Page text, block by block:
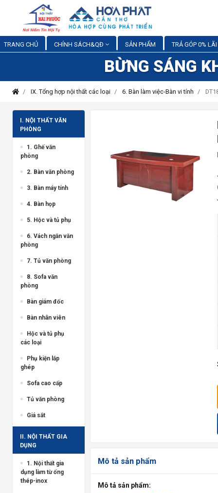
TRANG CHỦ CHÍNH SÁCH&QĐ SẢN PHẨM TRẢ GÓP 0% LÃI
BỪNG SÁNG
IX. Tổng hợp nội thất các loại 6. Bàn làm việc-Bàn vi tính
I. NỘI THẤT VĂN
PHÒNG
1. Ghế văn
phòng
2. Bàn văn phòng
3. Bàn máy tính
4. Bàn họp
5. Hộc và tủ phụ
6. Vách ngăn văn
phòng
7. Tủ văn phòng
8. Sofa văn
phòng
Bàn giám đốc
Bàn nhân viên
Hộc và tủ phụ
các loại
Phụ kiện lắp
ghép
Sofa cao cấp
Tủ văn phòng
Giá sắt
II. NỘI THẤT GIA
DỤNG
1. Nội thất gia
dụng làm từ ống
thép-inox
Mô tả sản phẩm
Mô tả sản phẩm: